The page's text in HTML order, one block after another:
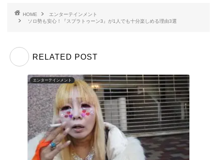
HOME
エンターテインメント
ソロ勢も安心！『スプラトゥーン3』が1人でも十分楽しめる理由3選
RELATED POST
エンターテインメント